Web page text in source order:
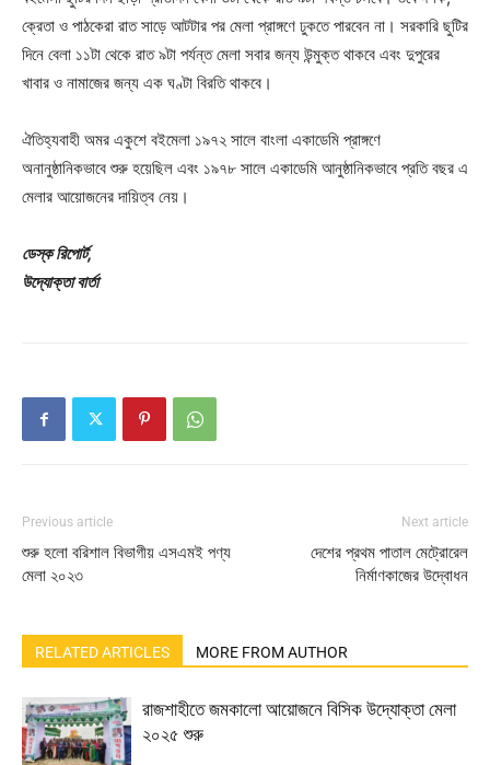
ক্রেতা ও পাঠকেরা রাত সাড়ে আটটার পর মেলা প্রাঙ্গণে ঢুকতে পারবেন না। সরকারি ছুটির
দিনে বেলা ১১টা থেকে রাত ৯টা পর্যন্ত মেলা সবার জন্য উন্মুক্ত থাকবে এবং দুপুরের
খাবার ও নামাজের জন্য এক ঘণ্টা বিরতি থাকবে।
ঐতিহ্যবাহী অমর একুশে বইমেলা ১৯৭২ সালে বাংলা একাডেমি প্রাঙ্গণে
অনানুষ্ঠানিকভাবে শুরু হয়েছিল এবং ১৯৭৮ সালে একাডেমি আনুষ্ঠানিকভাবে প্রতি বছর এ
মেলার আয়োজনের দায়িত্ব নেয়।
ডেস্ক রিপোর্ট,
উদ্যোক্তা বার্তা
Previous article
শুরু হলো বরিশাল বিভাগীয় এসএমই পণ্য
মেলা ২০২৩
Next article
দেশের প্রথম পাতাল মেট্রোরেল
নির্মাণকাজের উদ্বোধন
RELATED ARTICLES MORE FROM AUTHOR
রাজশাহীতে জমকালো আয়োজনে বিসিক উদ্যোক্তা মেলা
২০২৫ শুরু